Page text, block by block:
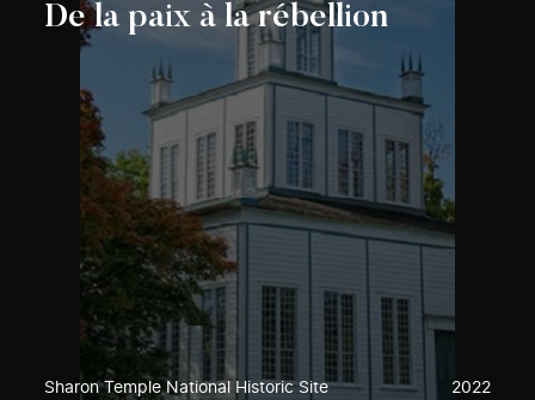
De la paix à la rébellion
Sharon Temple National Historic Site
2022